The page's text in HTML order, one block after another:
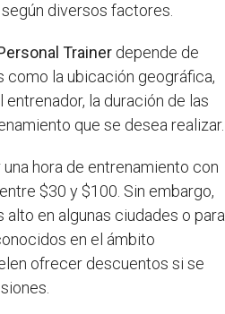
diversos factores.
Trainer depende de
la ubicación geográfica,
la duración de las
que se desea realizar.
hora de entrenamiento con
$30 y $100. Sin embargo,
en algunas ciudades o para
en el ámbito
ofrecer descuentos si se